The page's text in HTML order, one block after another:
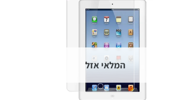
המלאי אזל